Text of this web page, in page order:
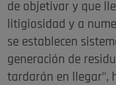
de objetivar y que
litigiosidad y a
se establecen
generación de
tardarán en llegar",